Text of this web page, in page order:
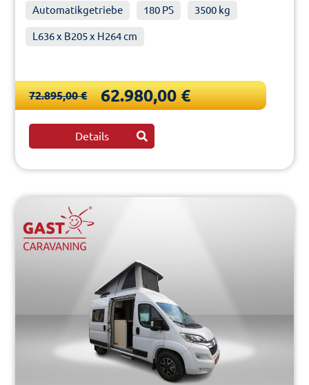
Automatikgetriebe 180 PS 3500 kg
L636 x B205 x H264 cm
72.895,00 € 62.980,00 €
Details